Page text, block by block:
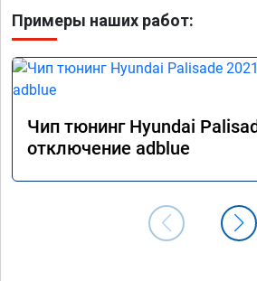
Примеры наших работ:
Чип тюнинг Hyundai
отключение adblue